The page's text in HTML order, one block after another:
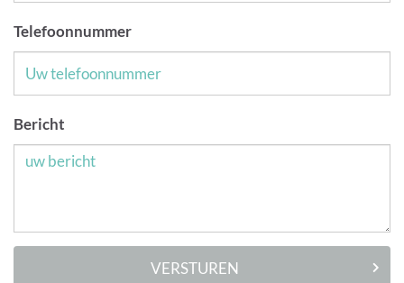
Telefoonnummer
Bericht
VERSTUREN